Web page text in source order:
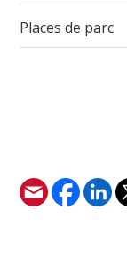
Places de parc